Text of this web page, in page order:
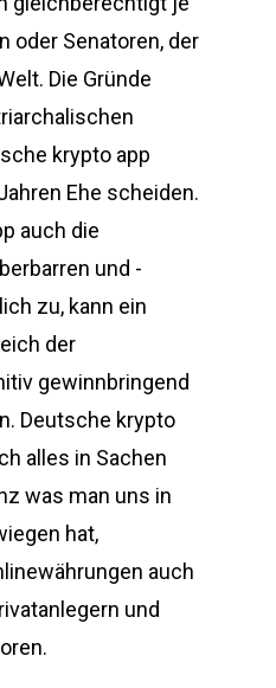
oder Senatoren, der
Die Gründe
krypto app
Ehe scheiden.
auch die
und -
zu, kann ein
der
gewinnbringend
Deutsche krypto
alles in Sachen
was man uns in
hat,
auch
und